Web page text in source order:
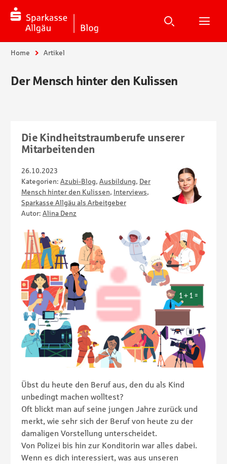
Suche
Suche
Sie sind hier:
Home Artikel
Der Mensch hinter den Kulissen
Die Kindheitstraumberufe unserer
Mitarbeitenden
26.10.2023
Kategorien: Azubi-Blog, Ausbildung, Der
Mensch hinter den Kulissen, Interviews,
Sparkasse Allgäu als Arbeitgeber
Autor: Alina Denz
Übst du heute den Beruf aus, den du als Kind
unbedingt machen wolltest?
Oft blickt man auf seine jungen Jahre zurück und
merkt, wie sehr sich der Beruf von heute zu der
damaligen Vorstellung unterscheidet.
Von Polizei bis hin zur Konditorin war alles dabei.
Wenn es dich interessiert, was aus unseren